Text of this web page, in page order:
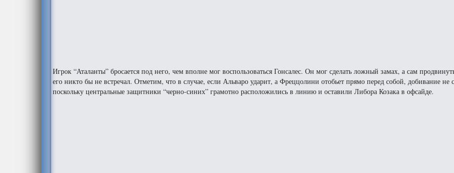
Игрок “Аталанты” бросается под него, чем вполне мог воспользоваться Гонсалес. Он мог сделать ложный замах, а сам
его никто бы не встречал. Отметим, что в случае, если Альваро ударит, а Фреццолини отобьет прямо перед собой, добивание не
поскольку центральные защитники “черно-синих” грамотно расположились в линию и оставили Либора Козака в офсайде.